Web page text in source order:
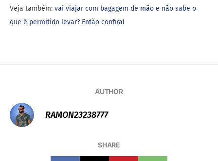
Veja também: vai viajar com bagagem de mão e não sabe o
que é permitido levar? Então confira!
AUTHOR
RAMON23238777
SHARE